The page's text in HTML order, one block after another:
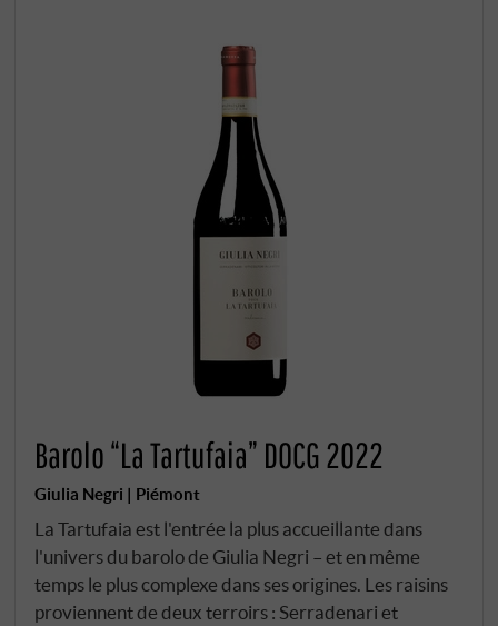
Barolo “La Tartufaia” DOCG 2022
Giulia Negri | Piémont
La Tartufaia est l'entrée la plus accueillante dans
l'univers du barolo de Giulia Negri – et en même
temps le plus complexe dans ses origines. Les raisins
proviennent de deux terroirs : Serradenari et